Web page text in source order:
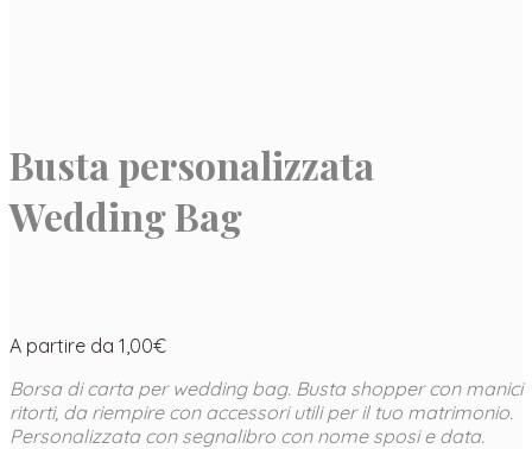
Busta personalizzata
Wedding Bag
A partire da 1,00€
Borsa di carta per wedding bag. Busta shopper con manici
ritorti, da riempire con accessori utili per il tuo matrimonio.
Personalizzata con segnalibro con nome sposi e data.